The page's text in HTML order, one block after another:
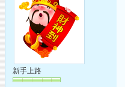
新手上路